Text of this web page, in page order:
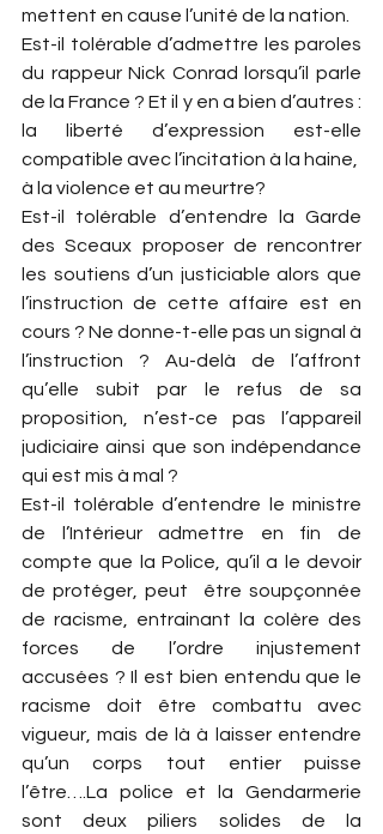
mettent en cause l’unité de la nation.
Est-il tolérable d’admettre les paroles
du rappeur Nick Conrad lorsqu’il parle
de la France ? Et il y en a bien d’autres :
la liberté d’expression est-elle
compatible avec l’incitation à la haine,
à la violence et au meurtre?
Est-il tolérable d’entendre la Garde
des Sceaux proposer de rencontrer
les soutiens d’un justiciable alors que
l’instruction de cette affaire est en
cours ? Ne donne-t-elle pas un signal à
l’instruction ? Au-delà de l’affront
qu’elle subit par le refus de sa
proposition, n’est-ce pas l’appareil
judiciaire ainsi que son indépendance
qui est mis à mal ?
Est-il tolérable d’entendre le ministre
de l’Intérieur admettre en fin de
compte que la Police, qu’il a le devoir
de protéger, peut  être soupçonnée
de racisme, entrainant la colère des
forces de l’ordre injustement
accusées ? Il est bien entendu que le
racisme doit être combattu avec
vigueur, mais de là à laisser entendre
qu’un corps tout entier puisse
l’être….La police et la Gendarmerie
sont deux piliers solides de la